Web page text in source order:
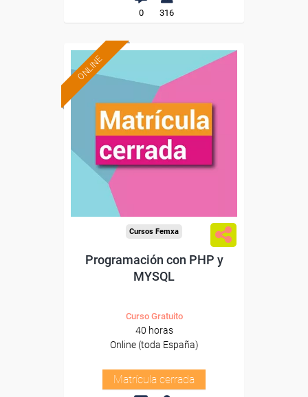
0 316
ONLINE
Cursos Femxa
Programación con PHP y
MYSQL
Curso Gratuito
40 horas
Online (toda España)
Matrícula cerrada